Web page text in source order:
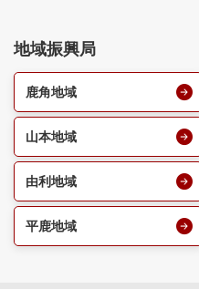
地域振興局
鹿角地域
山本地域
由利地域
平鹿地域